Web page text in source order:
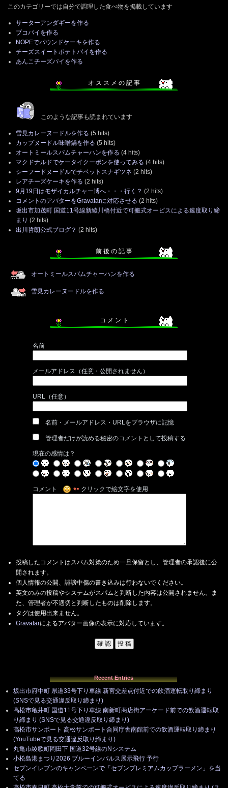
このカテゴリーでは自分で調理した食べ物を掲載しています
サーターアンダギーを作る
ブコパイを作る
NOPEでパウンドケーキを作る
チーズスイートポテトパイを作る
あんこチーズパイを作る
オ ス ス メ の 記 事
このような記事も読まれています
雪見カレーヌードルを作る (5 hits)
カップヌードル味噌鍋を作る (5 hits)
オートミールスパムチャーハンを作る (4 hits)
マクドナルドでケータイクーポンを使ってみる (4 hits)
シーフードヌードルでチベットスナギツネ (2 hits)
レアチーズケーキを作る (2 hits)
9月19日はモザイカルチャー博へ・・・行く？ (2 hits)
コメントのアバターをGravatarに対応させる (2 hits)
坂出市加茂町 国道11号線新綾川橋付近で可搬式オービスによる速度取り締
まり (2 hits)
出川哲朗公式ブログ？ (2 hits)
前 後 の 記 事
オートミールスパムチャーハンを作る
雪見カレーヌードルを作る
コ メ ン ト
名前
メールアドレス（任意・公開されません）
URL（任意）
名前・メールアドレス・URLをブラウザに記憶
管理者だけが読める秘密のコメントとして投稿する
現在の感情は？
コメント クリックで絵文字を使用
投稿したコメントはスパム対策のため一旦保留とし、管理者の承認後に公
開されます。
個人情報の公開、誹謗中傷の書き込みは行わないでください。
英文のみの投稿やシステムがスパムと判断した内容は公開されません。ま
た、管理者が不適切と判断したものは削除します。
タグは使用出来ません。
Gravatarによるアバター画像の表示に対応しています。
Recent Entries
坂出市府中町 県道33号下り車線 新宮交差点付近での飲酒運転取り締まり
(SNSで見る交通違反取り締まり)
高松市亀井町 国道11号下り車線 南新町商店街アーケード前での飲酒運転取
り締まり (SNSで見る交通違反取り締まり)
高松市サンポート 高松サンポート合同庁舎南館前での飲酒運転取り締まり
(YouTubeで見る交通違反取り締まり)
丸亀市綾歌町岡田下 国道32号線のNシステム
小松島港まつり2026 ブルーインパルス展示飛行 予行
セブンイレブンのキャンペーンで「セブンプレミアムカップラーメン」を当
てる